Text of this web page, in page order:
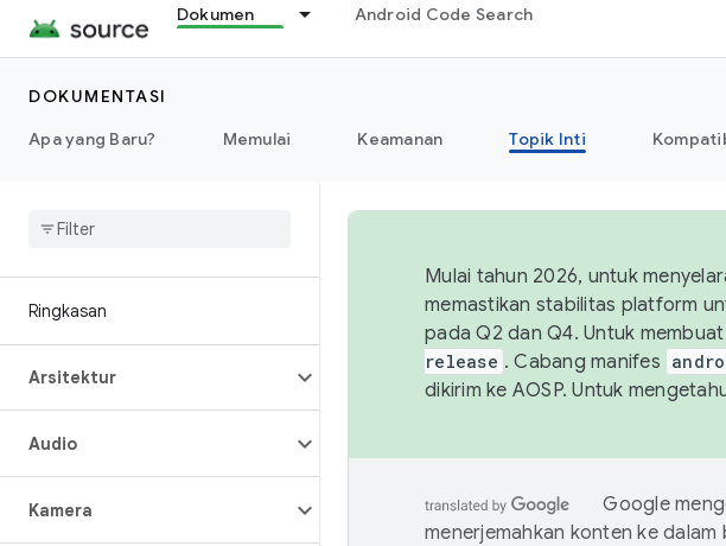
Dokumen Android Code Search
DOKUMENTASI
Apa yang Baru?
Memulai Keamanan Topik Inti
Ringkasan
Arsitektur
Audio
Kamera
Mulai tahun 2026, untuk
memastikan stabilitas platform
pada Q2 dan Q4. Untuk
release . Cabang manifes
dikirim ke AOSP. Untuk
Google
menerjemahkan konten ke dalam